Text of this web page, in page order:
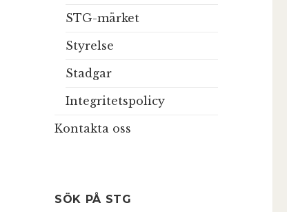
STG-märket
Styrelse
Stadgar
Integritetspolicy
Kontakta oss
SÖK PÅ STG